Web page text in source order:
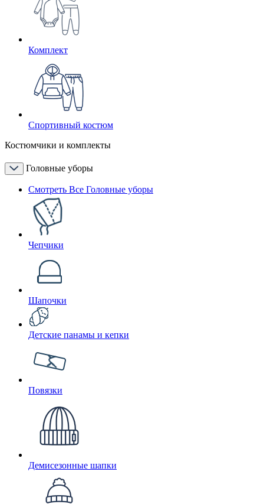
Комплект
Спортивный костюм
Костюмчики и комплекты
Головные уборы
Смотреть Все Головные уборы
Чепчики
Шапочки
Детские панамы и кепки
Повязки
Демисезонные шапки